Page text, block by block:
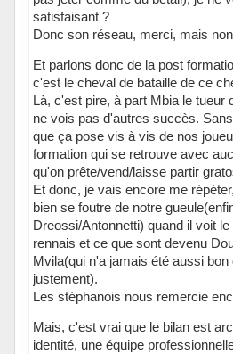
satisfaisant ?
Donc son réseau, merci, mais
Et parlons donc de la post
c'est le cheval de bataille de ce
Là, c'est pire, à part Mbia le tueur
ne vois pas d'autres succès.
que ça pose vis à vis de nos
formation qui se retrouve avec
qu'on prête/vend/laisse partir
Et donc, je vais encore me
bien se foutre de notre
Dreossi/Antonnetti) quand il voit
rennais et ce que sont devenu
Mvila(qui n'a jamais été aussi
justement).
Les stéphanois nous remercie
Mais, c'est vrai que le bilan est
identité, une équipe